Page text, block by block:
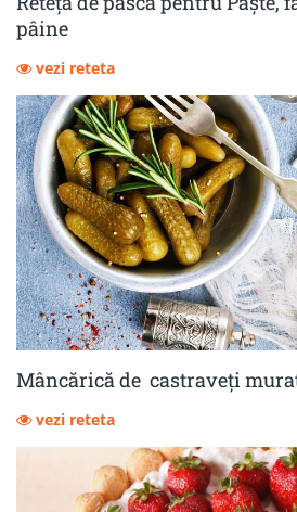
pâine
vezi reteta
Mâncărică de castraveţi
vezi reteta